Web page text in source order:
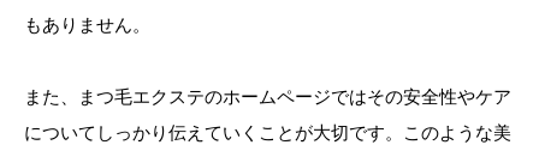
もありません。
また、まつ毛エクステのホームページではその安全性やケア
についてしっかり伝えていくことが大切です。このような美